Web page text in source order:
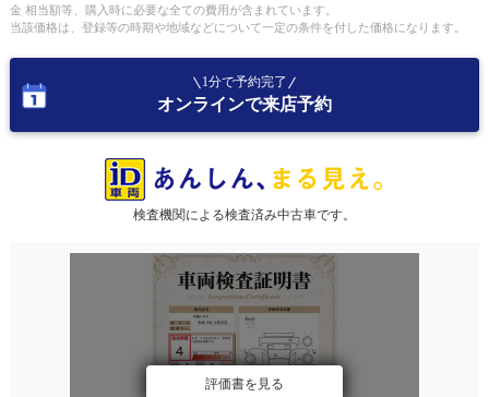
金 相当額等、購入時に必要な全ての費用が含まれています。
当該価格は、登録等の時期や地域などについて一定の条件を付した価格になります。
1分で予約完了
オンラインで来店予約
検査機関による検査済み中古車です。
評価書を見る